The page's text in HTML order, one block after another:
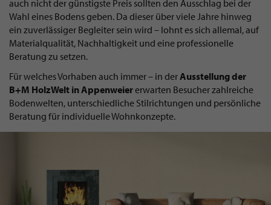
auch nicht der günstigste Preis sollten den Ausschlag bei der
Wahl eines Bodens geben. Da dieser über viele Jahre hinweg
ein zuverlässiger Begleiter sein wird – lohnt es sich allemal, auf
Materialqualität, Nachhaltigkeit und eine professionelle
Beratung zu setzen.
Für welches Vorhaben auch immer – in derAusstellung der
B+M HolzWelt in Appenweiererwarten Besucher zahlreiche
Bodenwelten, unterschiedliche Stilrichtungen und persönliche
Beratung für individuelle Wohnkonzepte.